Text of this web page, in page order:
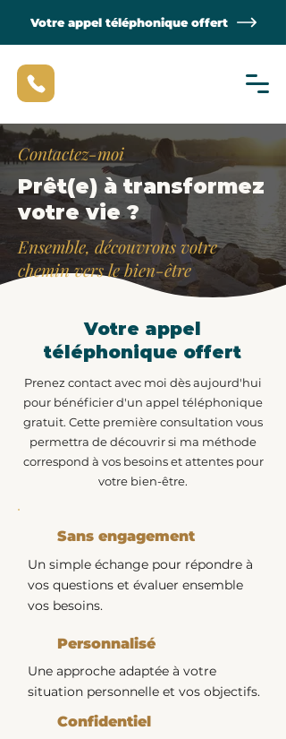
Votre appel téléphonique offert
Contactez-moi
Prêt(e) à transformez
votre vie ?
Ensemble, découvrons votre
chemin vers le bien-être
Votre appel
téléphonique offert
Prenez contact avec moi dès aujourd'hui
pour bénéficier d'un appel téléphonique
gratuit. Cette première consultation vous
permettra de découvrir si ma méthode
correspond à vos besoins et attentes pour
votre bien-être.
Sans engagement
Un simple échange pour répondre à
vos questions et évaluer ensemble
vos besoins.
Personnalisé
Une approche adaptée à votre
situation personnelle et vos objectifs.
Confidentiel